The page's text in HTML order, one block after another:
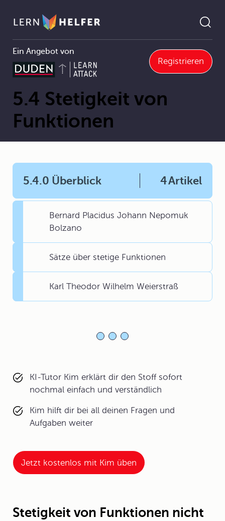
Ein Angebot von
Registrieren
Pfadnavigation
Mathematik Abitur 5 Grenzwerte und Stetigkeit 5.4 Stetigkeit von Funktionen
5.4 Stetigkeit von
Funktionen
5.4.0 Überblick 4Artikel
Bernard Placidus Johann Nepomuk
Bolzano
Sätze über stetige Funktionen
Karl Theodor Wilhelm Weierstraß
KI-Tutor Kim erklärt dir den Stoff sofort
nochmal einfach und verständlich
Kim hilft dir bei all deinen Fragen und
Aufgaben weiter
Jetzt kostenlos mit Kim üben
Stetigkeit von Funktionen nicht